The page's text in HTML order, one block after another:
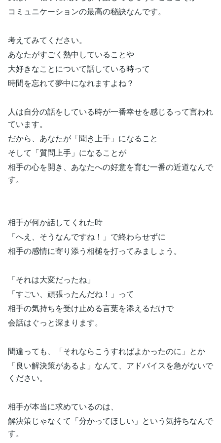
コミュニケーションの最高の秘訣なんです。
考えてみてください。
あなたがすごく熱中していることや
大好きなことについて話している時って
時間を忘れて夢中になれますよね？
人は自分の話をしている時が一番幸せを感じるって言われ
ています。
だから、あなたが「聞き上手」になること
そして「質問上手」になることが
相手の心を開き、あなたへの好意を育む一番の近道なんで
す。
相手が何か話してくれた時
「へえ、そうなんですね！」で終わらせずに
相手の感情に寄り添う相槌を打ってみましょう。
「それは大変だったね」
「すごい、頑張ったんだね！」って
相手の気持ちを受け止める言葉を添えるだけで
会話はぐっと深まります。
間違っても、「それならこうすればよかったのに」とか
「良い解決策があるよ」なんて、アドバイスを急がないで
ください。
相手が本当に求めているのは、
解決策じゃなくて「分かってほしい」という気持ちなんで
す。